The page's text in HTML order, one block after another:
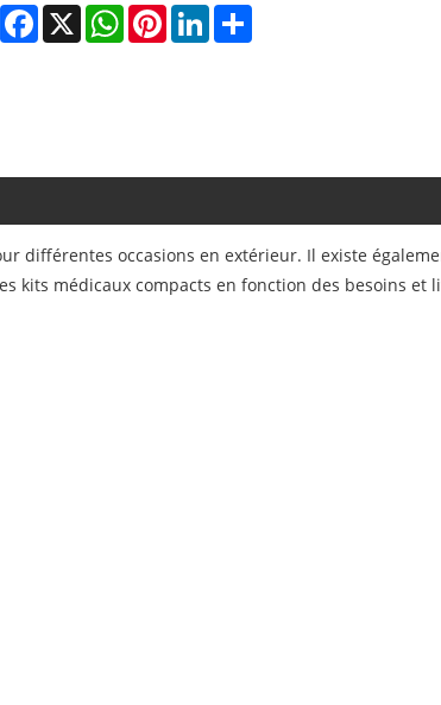
Facebook
X WhatsAppPinterestLinkedInShare
différentes occasions en extérieur. Il existe
médicaux compacts en fonction des besoins et